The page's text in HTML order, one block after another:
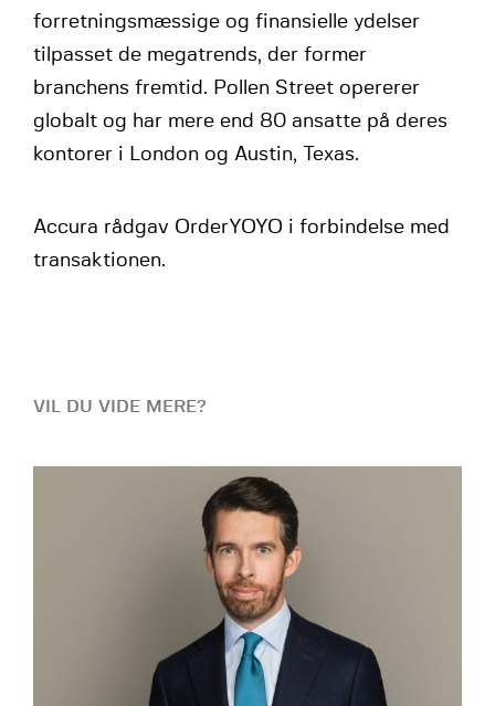
forretningsmæssige og finansielle ydelser
tilpasset de megatrends, der former
branchens fremtid. Pollen Street opererer
globalt og har mere end 80 ansatte på deres
kontorer i London og Austin, Texas.
Accura rådgav OrderYOYO i forbindelse med
transaktionen.
VIL DU VIDE MERE?